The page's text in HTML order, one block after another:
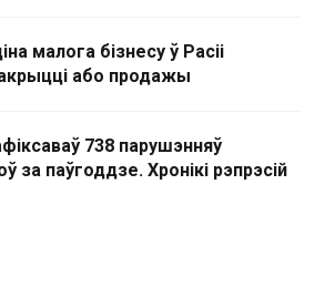
малога бізнесу ў Расіі
або продажы
738 парушэнняў
за паўгоддзе. Хронікі рэпрэсій